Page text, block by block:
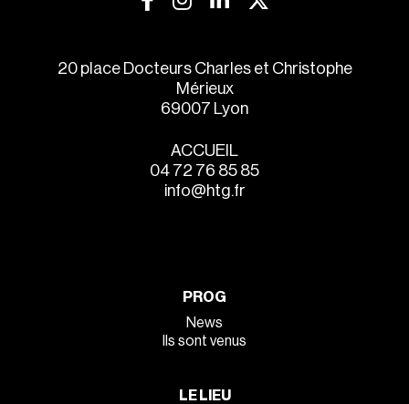
20 place Docteurs Charles et Christophe
Mérieux
69007 Lyon
ACCUEIL
04 72 76 85 85
info@htg.fr
PROG
News
Ils sont venus
LE LIEU